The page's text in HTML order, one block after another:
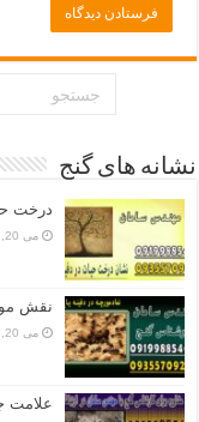
نشانه های گنج
درخت
می 20, 2026
نقش
می 20, 2026
علامت